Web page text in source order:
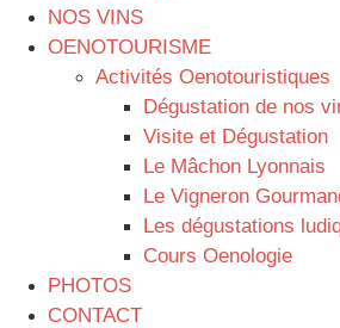
NOS VINS
OENOTOURISME
Activités Oenotouristiques
Dégustation de nos
Visite et Dégustation
Le Mâchon Lyonnais
Le Vigneron
Les dégustations
Cours Oenologie
PHOTOS
CONTACT